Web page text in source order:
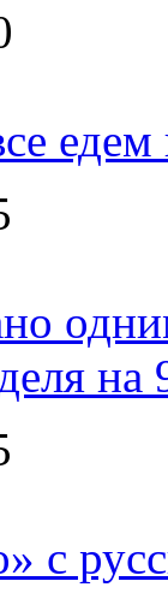
едем
на
с